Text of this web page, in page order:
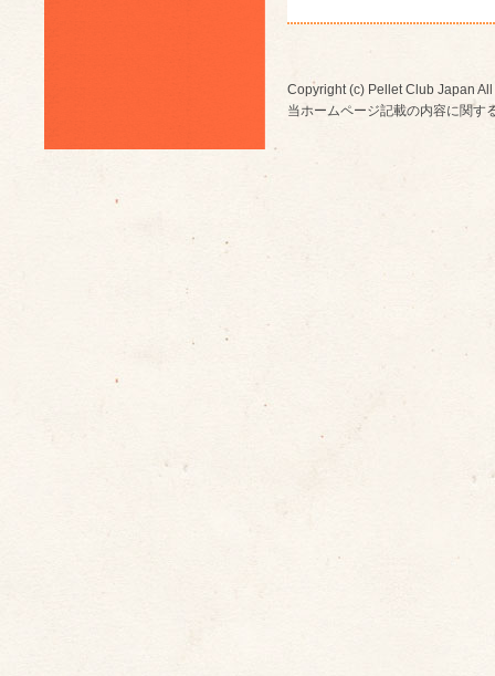
Copyright (c) Pellet Club Japan
当ホームページ記載の内容に関す